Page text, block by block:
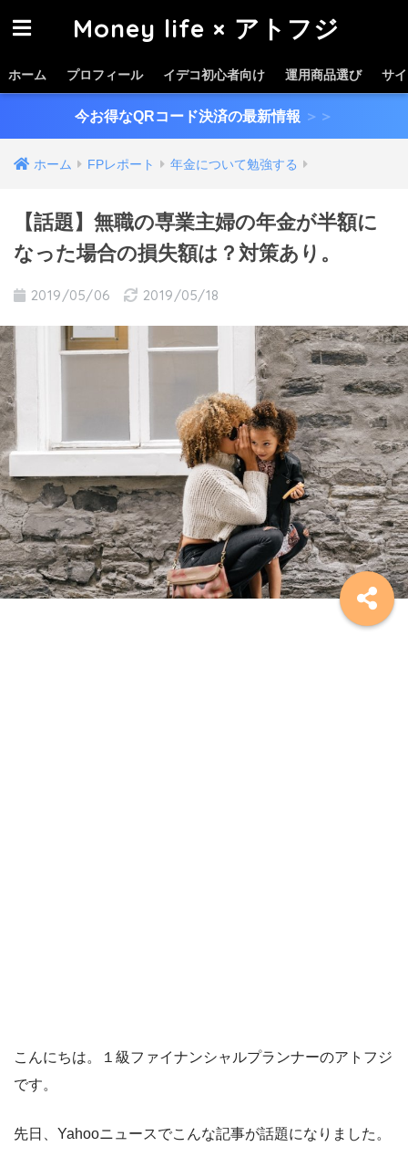
Money life × アトフジ
ホーム プロフィール イデコ初心者向け 運用商品選び サ
今お得なQRコード決済の最新情報 ＞＞
ホーム FPレポート 年金について勉強する
【話題】無職の専業主婦の年金が半額に
なった場合の損失額は？対策あり。
2019/05/06 2019/05/18
こんにちは。１級ファイナンシャルプランナーのアトフジ
です。
先日、Yahooニュースでこんな記事が話題になりました。